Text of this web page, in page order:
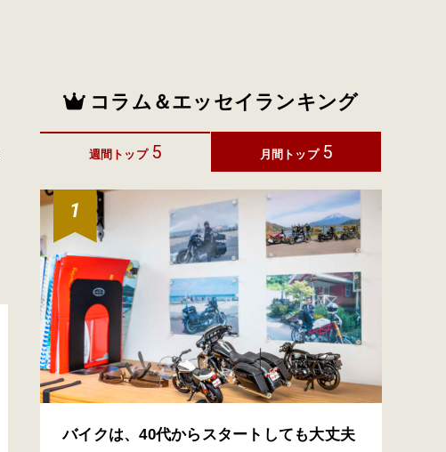
コラム＆エッセイランキング
週間トップ 5 月間トップ 5
バイクは、40代からスタートしても大丈夫